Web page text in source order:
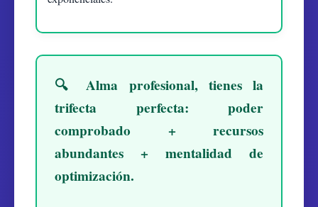
🔍 Alma profesional, tienes la
trifecta perfecta: poder
comprobado + recursos
abundantes + mentalidad de
optimización.